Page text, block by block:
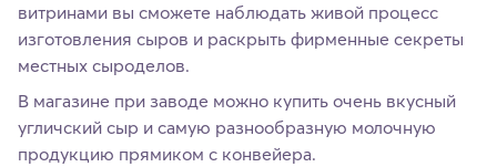
витринами вы сможете наблюдать живой процесс
изготовления сыров и раскрыть фирменные секреты
местных сыроделов.
В магазине при заводе можно купить очень вкусный
угличский сыр и самую разнообразную молочную
продукцию прямиком с конвейера.